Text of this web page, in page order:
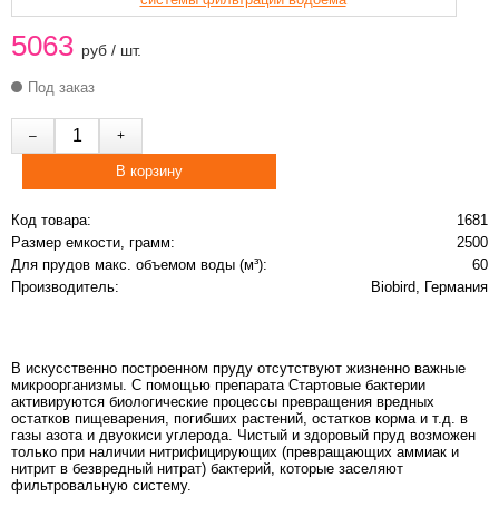
5063 руб / шт.
Под заказ
Код товара:
1681
Размер емкости, грамм:
2500
Для прудов макс. объемом воды (м³):
60
Производитель:
Biobird, Германия
В искусственно построенном пруду отсутствуют жизненно важные
микроорганизмы. С помощью препарата Стартовые бактерии
активируются биологические процессы превращения вредных
остатков пищеварения, погибших растений, остатков корма и т.д. в
газы азота и двуокиси углерода. Чистый и здоровый пруд возможен
только при наличии нитрифицирующих (превращающих аммиак и
нитрит в безвредный нитрат) бактерий, которые заселяют
фильтровальную систему.